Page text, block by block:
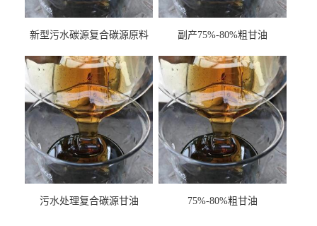
新型污水碳源复合碳源原料
副产75%-80%粗甘油
污水处理复合碳源甘油
75%-80%粗甘油